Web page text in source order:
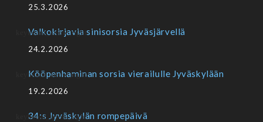
25.3.2026
Valkokirjavia sinisorsia Jyväsjärvellä
24.2.2026
Kööpenhaminan sorsia vierailulle Jyväskylään
19.2.2026
34:s Jyväskylän rompepäivä